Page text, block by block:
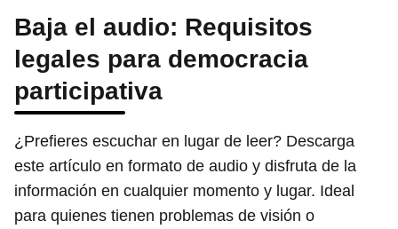
Baja el audio: Requisitos
legales para democracia
participativa
¿Prefieres escuchar en lugar de leer? Descarga
este artículo en formato de audio y disfruta de la
información en cualquier momento y lugar. Ideal
para quienes tienen problemas de visión o